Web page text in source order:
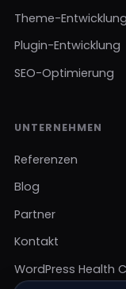
Theme-Entwicklung
Plugin-Entwicklung
SEO-Optimierung
UNTERNEHMEN
Referenzen
Blog
Partner
Kontakt
WordPress Health